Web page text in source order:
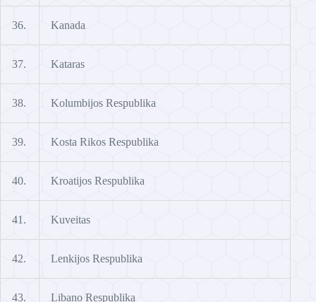
36. Kanada
37. Kataras
38. Kolumbijos Respublika
39. Kosta Rikos Respublika
40. Kroatijos Respublika
41. Kuveitas
42. Lenkijos Respublika
43. Libano Respublika